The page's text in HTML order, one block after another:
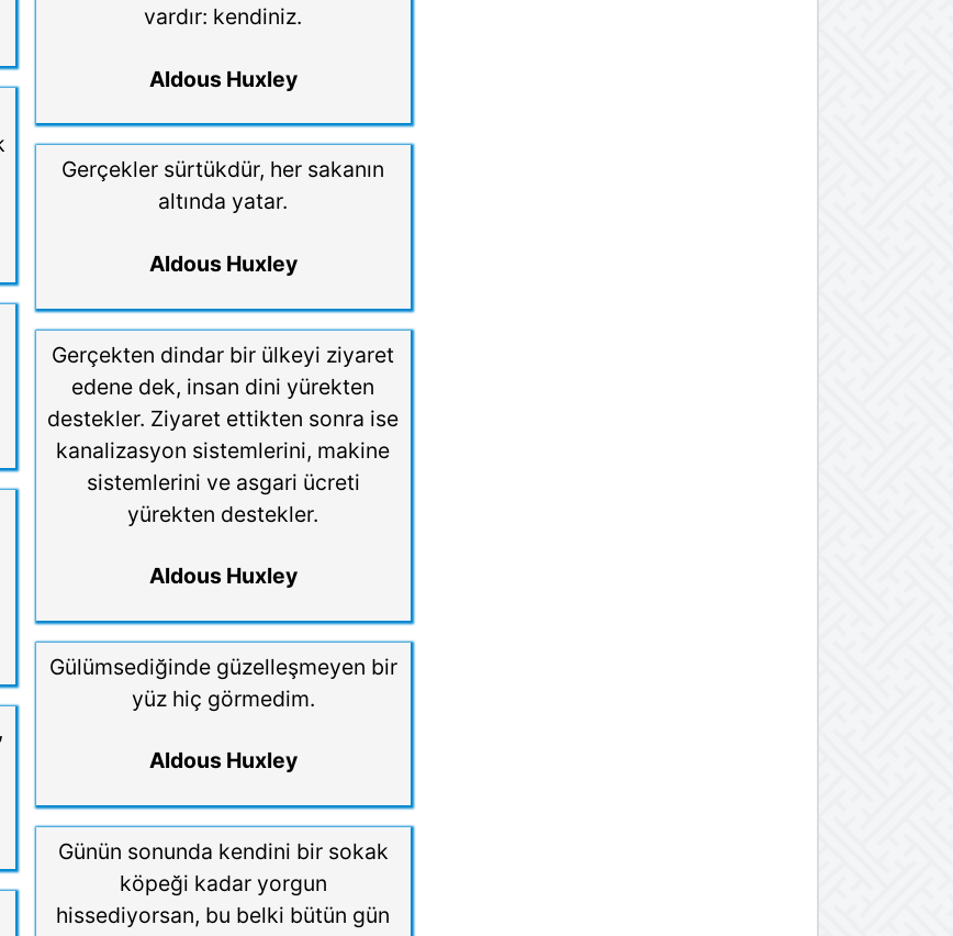
vardır: kendiniz.
Aldous Huxley
Gerçekler sürtükdür, her sakanın
altında yatar.
Aldous Huxley
Gerçekten dindar bir ülkeyi ziyaret
edene dek, insan dini yürekten
destekler. Ziyaret ettikten sonra ise
kanalizasyon sistemlerini, makine
sistemlerini ve asgari ücreti
yürekten destekler.
Aldous Huxley
Gülümsediğinde güzelleşmeyen bir
yüz hiç görmedim.
Aldous Huxley
Günün sonunda kendini bir sokak
köpeği kadar yorgun
hissediyorsan, bu belki bütün gün